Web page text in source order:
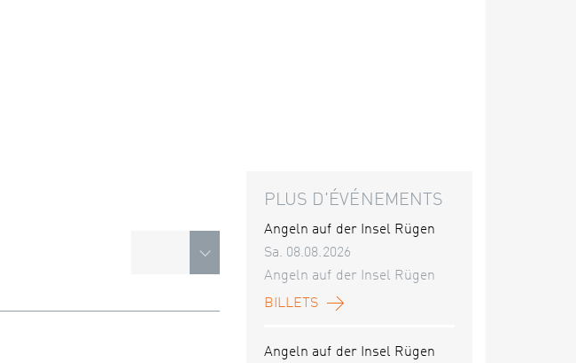
PLUS D'ÉVÉNEMENTS
Angeln auf der Insel Rügen
Sa. 08.08.2026
Angeln auf der Insel Rügen
BILLETS
Angeln auf der Insel Rügen